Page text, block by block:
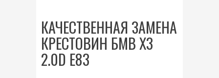
КАЧЕСТВЕННАЯ ЗАМЕНА
КРЕСТОВИН БМВ Х3
2.0D E83